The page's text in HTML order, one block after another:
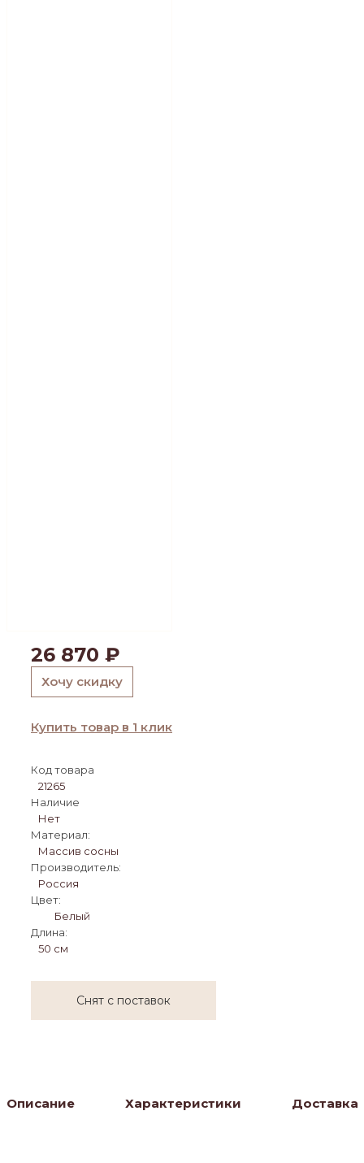
26 870 ₽
Хочу скидку
Купить товар в 1 клик
Код товара
21265
Наличие
Нет
Материал:
Массив сосны
Производитель:
Россия
Цвет:
Белый
Длина:
50 см
Снят с поставок
Описание Характеристики Доставка